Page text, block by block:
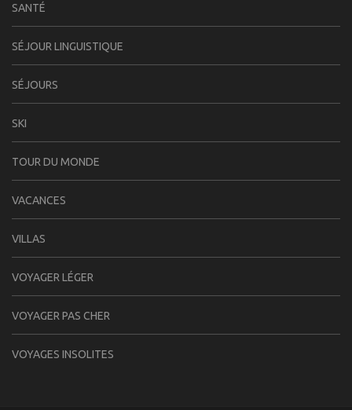
SANTÉ
SÉJOUR LINGUISTIQUE
SÉJOURS
SKI
TOUR DU MONDE
VACANCES
VILLAS
VOYAGER LÉGER
VOYAGER PAS CHER
VOYAGES INSOLITES